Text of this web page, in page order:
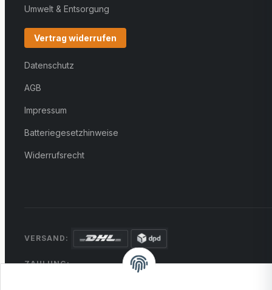
Umwelt & Entsorgung
Vertrag widerrufen
Datenschutz
AGB
Impressum
Batteriegesetzhinweise
Widerrufsrecht
VERSAND:
ZAHLUNG: